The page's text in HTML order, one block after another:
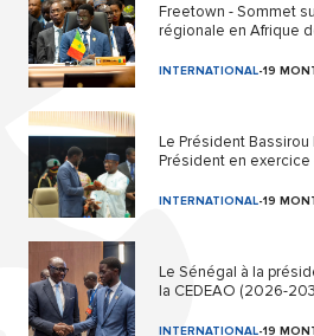
Freetown - Sommet
régionale en Afrique
INTERNATIONAL-19
Le Président
Président en exercice
INTERNATIONAL-19
Le Sénégal à la
la CEDEAO (2026-
INTERNATIONAL-19